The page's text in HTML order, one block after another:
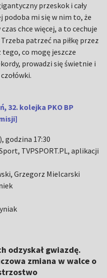
przeskok i cały
podoba mi się w nim to, że
chce więcej, a to cechuje
patrzeć na piłkę przez
co mogę jeszcze
prowadzi się świetnie i
32. kolejka PKO BP
godzina 17:30
TVPSPORT.PL, aplikacji
Grzegorz Mielcarski
odzyskał gwiazdę.
zmiana w walce o